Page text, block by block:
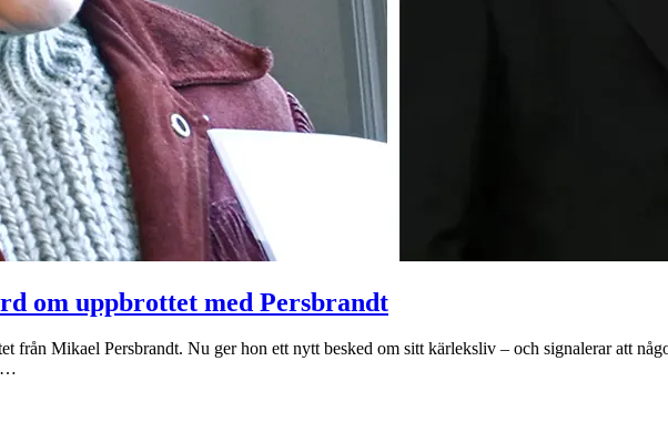
om uppbrottet med Persbrandt
från Mikael Persbrandt. Nu ger hon ett nytt besked om sitt kärleksliv – och signalerar att